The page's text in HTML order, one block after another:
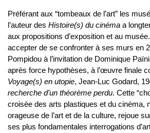
Préférant aux “tombeaux de l’art” les
l’auteur des Histoire(s) du cinéma a
aux propositions d’exposition et au
accepter de se confronter à ses murs en
Pompidou à l’invitation de Dominique
après force hypothèses, à l’œuvre finale
Voyage(s) en utopie, Jean-Luc Godard,
recherche d'un théorème perdu. Cette
croisée des arts plastiques et du cinéma,
orageuse de l’art et de la culture, rejoue
ses plus fondamentales interrogations